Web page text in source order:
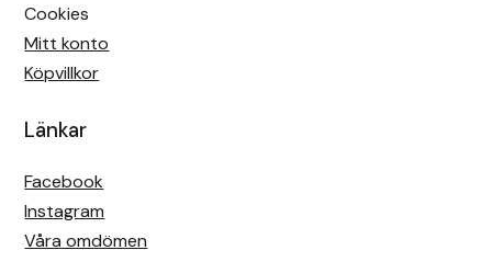
Cookies
Mitt konto
Köpvillkor
Länkar
Facebook
Instagram
Våra omdömen